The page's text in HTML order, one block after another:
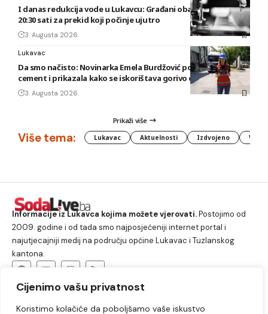
Cijenimo vašu privatnost
Koristimo kolačiće da poboljšamo vaše iskustvo
I danas redukcija vode u Lukavcu: Građani obaviješteni tek u
20:30 sati za prekid koji počinje ujutro
3. Augusta 2026.
Lukavac
Da smo načisto: Novinarka Emela Burdžović posjetila Lukavac
cement i prikazala kako se iskorištava gorivo od otpada
3. Augusta 2026.
Prikaži više
Više tema: Lukavac Aktuelnosti Izdvojeno
Informacije iz Lukavca kojima možete vjerovati.Postojimo od
2009. godine i od tada smo najposjećeniji internet portal i
najutjecajniji medij na području općine Lukavac i Tuzlanskog
kantona.